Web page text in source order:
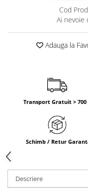
Cod
Ai nevoie
Adauga la
Transport Gratuit > 700
Schimb / Retur
Descriere